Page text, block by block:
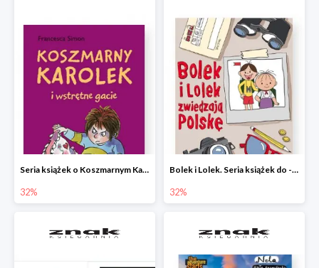
Seria książek o Koszmarnym Karolku do -32%
32%
Bolek i Lolek. Seria książek do -32%
32%